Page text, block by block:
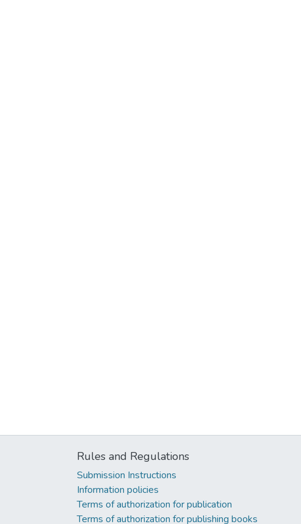
Rules and Regulations
Submission Instructions
Information policies
Terms of authorization for publication
Terms of authorization for publishing books